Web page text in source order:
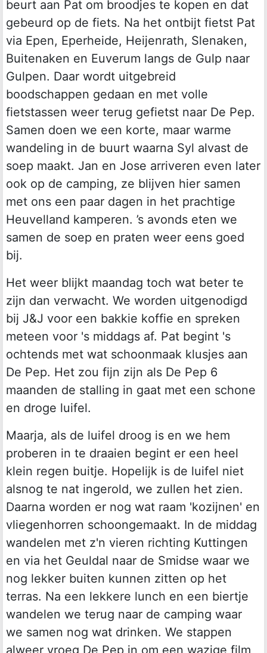
beurt aan Pat om broodjes te kopen en dat
gebeurd op de fiets. Na het ontbijt fietst Pat
via Epen, Eperheide, Heijenrath, Slenaken,
Buitenaken en Euverum langs de Gulp naar
Gulpen. Daar wordt uitgebreid
boodschappen gedaan en met volle
fietstassen weer terug gefietst naar De Pep.
Samen doen we een korte, maar warme
wandeling in de buurt waarna Syl alvast de
soep maakt. Jan en Jose arriveren even later
ook op de camping, ze blijven hier samen
met ons een paar dagen in het prachtige
Heuvelland kamperen. ’s avonds eten we
samen de soep en praten weer eens goed
bij.
Het weer blijkt maandag toch wat beter te
zijn dan verwacht. We worden uitgenodigd
bij J&J voor een bakkie koffie en spreken
meteen voor 's middags af. Pat begint 's
ochtends met wat schoonmaak klusjes aan
De Pep. Het zou fijn zijn als De Pep 6
maanden de stalling in gaat met een schone
en droge luifel.
Maarja, als de luifel droog is en we hem
proberen in te draaien begint er een heel
klein regen buitje. Hopelijk is de luifel niet
alsnog te nat ingerold, we zullen het zien.
Daarna worden er nog wat raam 'kozijnen' en
vliegenhorren schoongemaakt. In de middag
wandelen met z'n vieren richting Kuttingen
en via het Geuldal naar de Smidse waar we
nog lekker buiten kunnen zitten op het
terras. Na een lekkere lunch en een biertje
wandelen we terug naar de camping waar
we samen nog wat drinken. We stappen
alweer vroeg De Pep in om een wazige film